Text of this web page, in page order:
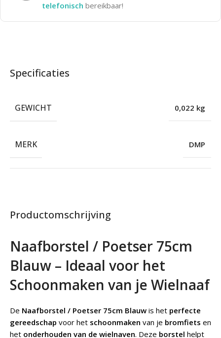
telefonisch bereikbaar!
Productomschrijving
Naafborstel / Poetser 75cm
Blauw – Ideaal voor het
Schoonmaken van je Wielnaaf
De Naafborstel / Poetser 75cm Blauw is het perfecte
gereedschap voor het schoonmaken van je bromfiets en
het onderhouden van de wielnaven. Deze borstel helpt
Specificaties
GEWICHT 0,022 kg
MERK DMP